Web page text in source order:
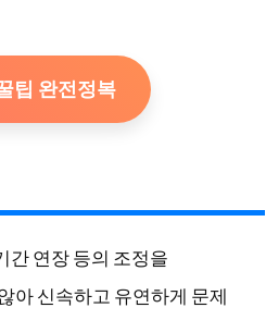
팁 완전정복
간 연장 등의 조정을
아 신속하고 유연하게 문제